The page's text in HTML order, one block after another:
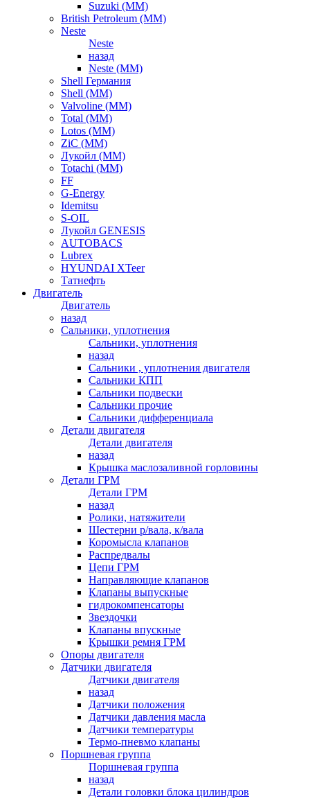
Suzuki (ММ)
British Petroleum (ММ)
Neste
Neste
назад
Neste (ММ)
Shell Германия
Shell (ММ)
Valvoline (ММ)
Total (ММ)
Lotos (ММ)
ZiC (ММ)
Лукойл (ММ)
Totachi (MM)
FF
G-Energy
Idemitsu
S-OIL
Лукойл GENESIS
AUTOBACS
Lubrex
HYUNDAI XTeer
Татнефть
Двигатель
Двигатель
назад
Сальники, уплотнения
Сальники, уплотнения
назад
Сальники , уплотнения двигателя
Сальники КПП
Сальники подвески
Сальники прочие
Сальники дифференциала
Детали двигателя
Детали двигателя
назад
Крышка маслозаливной горловины
Детали ГРМ
Детали ГРМ
назад
Ролики, натяжители
Шестерни р/вала, к/вала
Коромысла клапанов
Распредвалы
Цепи ГРМ
Направляющие клапанов
Клапаны выпускные
гидрокомпенсаторы
Звездочки
Клапаны впускные
Крышки ремня ГРМ
Опоры двигателя
Датчики двигателя
Датчики двигателя
назад
Датчики положения
Датчики давления масла
Датчики температуры
Термо-пневмо клапаны
Поршневая группа
Поршневая группа
назад
Детали головки блока цилиндров